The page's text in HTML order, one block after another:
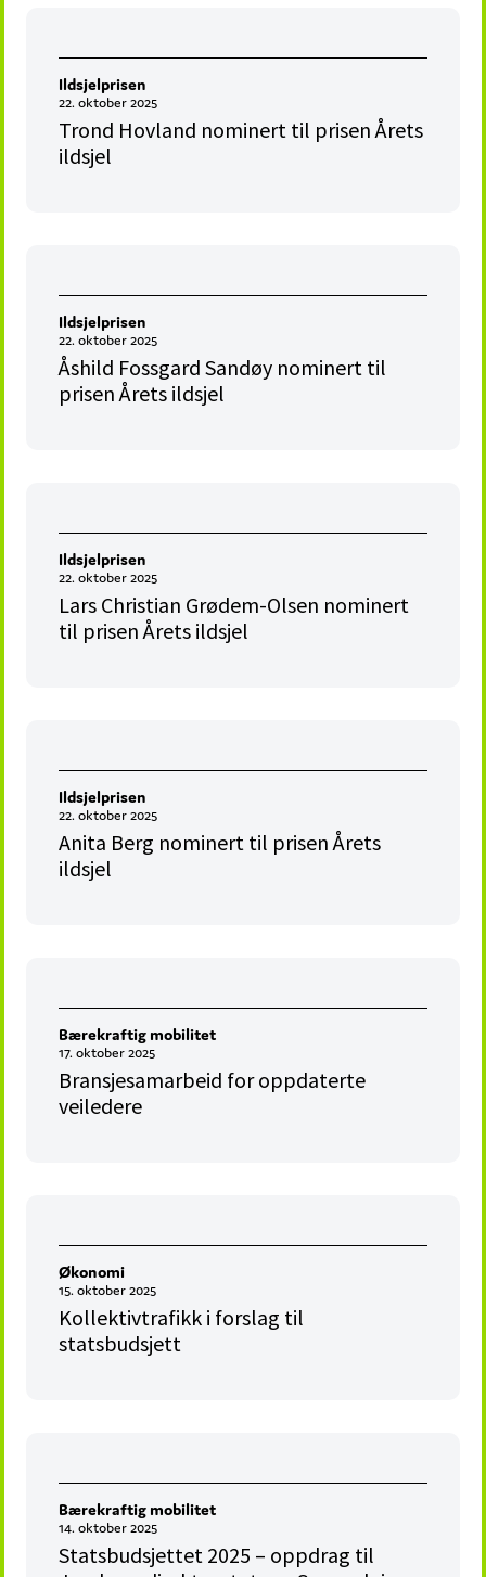
Ildsjelprisen
22. oktober 2025
Trond Hovland nominert til prisen Årets
ildsjel
Ildsjelprisen
22. oktober 2025
Åshild Fossgard Sandøy nominert til
prisen Årets ildsjel
Ildsjelprisen
22. oktober 2025
Lars Christian Grødem-Olsen nominert
til prisen Årets ildsjel
Ildsjelprisen
22. oktober 2025
Anita Berg nominert til prisen Årets
ildsjel
Bærekraftig mobilitet
17. oktober 2025
Bransjesamarbeid for oppdaterte
veiledere
Økonomi
15. oktober 2025
Kollektivtrafikk i forslag til
statsbudsjett
Bærekraftig mobilitet
14. oktober 2025
Statsbudsjettet 2025 – oppdrag til